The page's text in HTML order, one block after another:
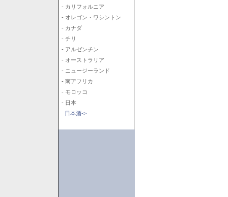
- カリフォルニア
- オレゴン・ワシントン
- カナダ
- チリ
- アルゼンチン
- オーストラリア
- ニュージーランド
- 南アフリカ
- モロッコ
- 日本
日本酒->